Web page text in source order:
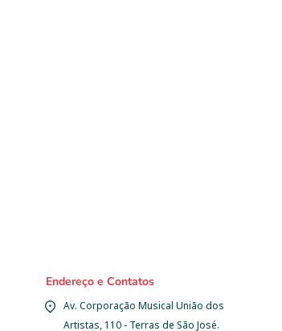
Endereço e Contatos
Av. Corporação Musical União dos
Artistas, 110 - Terras de São José.